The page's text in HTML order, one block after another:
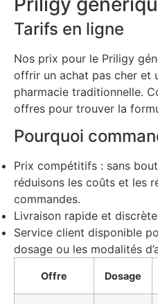
Tarifs en ligne
Nos prix pour le Priligy
offrir un achat pas cher et
pharmacie traditionnelle.
offres pour trouver la
Pourquoi
Prix compétitifs : sans
réduisons les coûts et les
commandes.
Livraison rapide et
Service client disponible
dosage ou les modalités
Offre Dosage